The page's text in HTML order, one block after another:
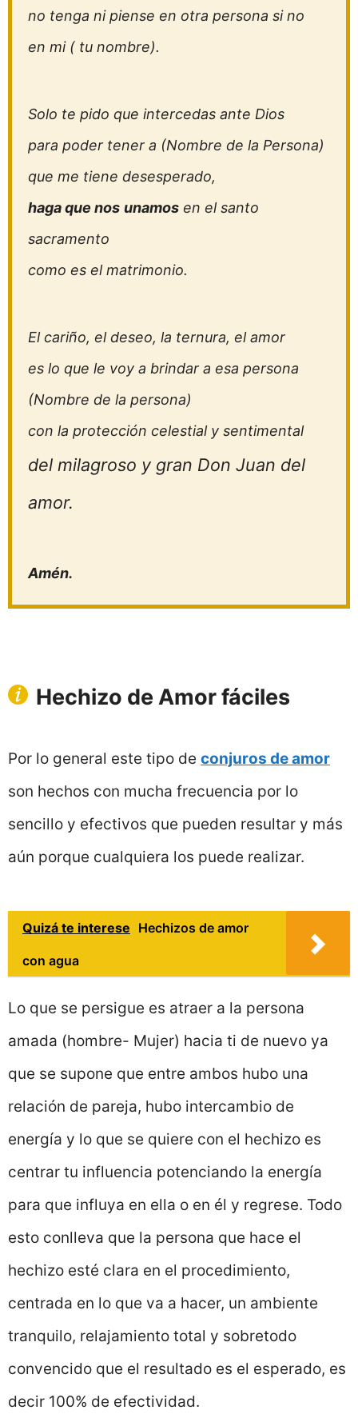
no tenga ni piense en otra persona si no
en mi ( tu nombre).
Solo te pido que intercedas ante Dios
para poder tener a (Nombre de la Persona)
que me tiene desesperado,
haga que nos unamos en el santo
sacramento
como es el matrimonio.
El cariño, el deseo, la ternura, el amor
es lo que le voy a brindar a esa persona
(Nombre de la persona)
con la protección celestial y sentimental
del milagroso y gran Don Juan del
amor.
Amén.
Hechizo de Amor fáciles
Por lo general este tipo de conjuros de amor
son hechos con mucha frecuencia por lo
sencillo y efectivos que pueden resultar y más
aún porque cualquiera los puede realizar.
Quizá te interese Hechizos de amor
con agua
Lo que se persigue es atraer a la persona
amada (hombre- Mujer) hacia ti de nuevo ya
que se supone que entre ambos hubo una
relación de pareja, hubo intercambio de
energía y lo que se quiere con el hechizo es
centrar tu influencia potenciando la energía
para que influya en ella o en él y regrese. Todo
esto conlleva que la persona que hace el
hechizo esté clara en el procedimiento,
centrada en lo que va a hacer, un ambiente
tranquilo, relajamiento total y sobretodo
convencido que el resultado es el esperado, es
decir 100% de efectividad.